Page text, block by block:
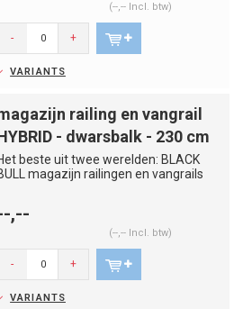
(--,-- Incl. btw)
- +
VARIANTS
railing en vangrail
- dwarsbalk - 230 cm
beste uit twee werelden: BLACK
magazijn railingen en vangrails
,--
(--,-- Incl. btw)
- +
VARIANTS